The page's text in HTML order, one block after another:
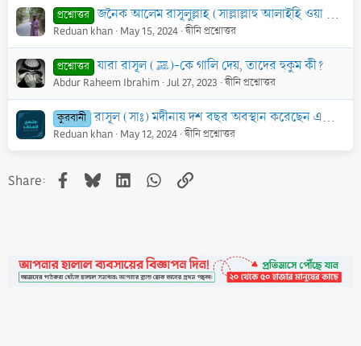
প্রশ্নোত্তর জনৈক আলেম রাসূলুল্লাহ (সাল্লাল্লাহু আলাইহি ওয়া সাল্লাম)-এর নাম শুনে দরূদ পাঠ না করাকে কৃপণতা বলে আখ্যায়িত করেছেন। তার উক্ত বক্তব্য কি সঠিক?
Reduan khan May 15, 2024 দ্বীনি প্রশ্নোত্তর
প্রশ্নোত্তর যারা রাসূল (ﷺ)-কে গালি দেয়, তাদের হুকুম কী?
Abdur Raheem Ibrahim Jul 27, 2023 দ্বীনি প্রশ্নোত্তর
কুরবানী রাসূল (সাঃ) মদীনায় দশ বছর অবস্থান করেছেন এবং প্রত্যেকবার কুরবানী করেছেন। উক্ত দাবী কি ঠিক?
Reduan khan May 12, 2024 দ্বীনি প্রশ্নোত্তর
Share: Facebook
BlueskyLinkedInWhatsApp
Link